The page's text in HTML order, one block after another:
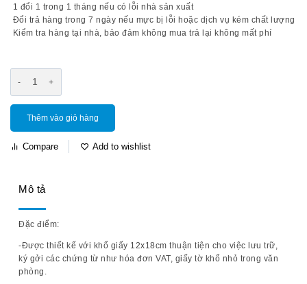
1 đổi 1 trong 1 tháng nếu có lỗi nhà sản xuất
Đổi trả hàng trong 7 ngày nếu mực bị lỗi hoặc dịch vụ kém chất lượng
Kiểm tra hàng tại nhà, bảo đảm không mua trả lại không mất phí
Thêm vào giỏ hàng
Compare Add to wishlist
Mô tả
Đặc điểm:
-Được thiết kế với khổ giấy 12x18cm thuận tiện cho việc lưu trữ,
ký gởi các chứng từ như hóa đơn VAT, giấy tờ khổ nhỏ trong văn
phòng.